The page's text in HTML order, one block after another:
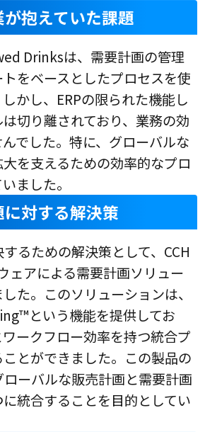
抱えていた課題
Drinksは、需要計画の管理
をベースとしたプロセスを使
かし、ERPの限られた機能し
切り離されており、業務の効
でした。特に、グローバルな
を支えるための効率的なプロ
ました。
対する解決策
るための解決策として、CCH
ェアによる需要計画ソリュー
た。このソリューションは、
という機能を提供してお
ークフロー効率を持つ統合プ
とができました。この製品の
ーバルな販売計画と需要計画
統合することを目的としてい